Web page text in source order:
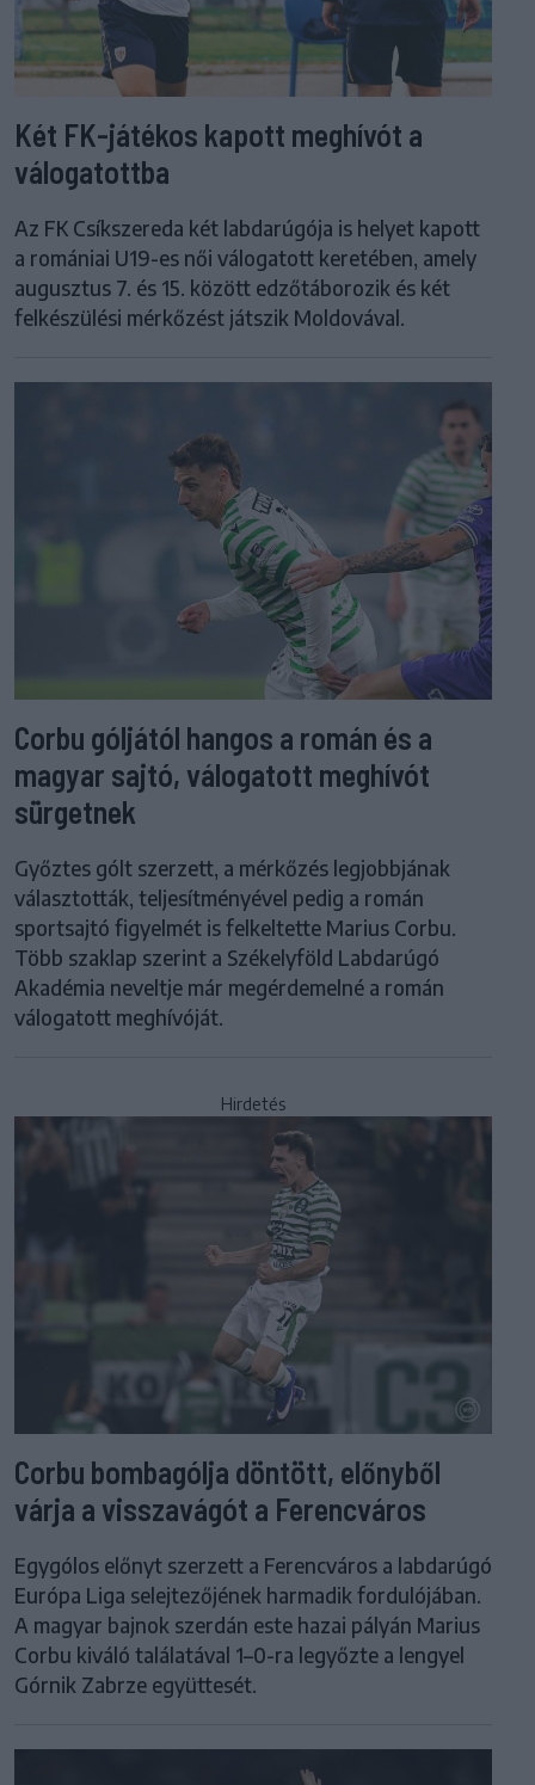
Két FK-játékos kapott meghívót a
válogatottba
Az FK Csíkszereda két labdarúgója is helyet kapott
a romániai U19-es női válogatott keretében, amely
augusztus 7. és 15. között edzőtáborozik és két
felkészülési mérkőzést játszik Moldovával.
Corbu góljától hangos a román és a
magyar sajtó, válogatott meghívót
sürgetnek
Győztes gólt szerzett, a mérkőzés legjobbjának
választották, teljesítményével pedig a román
sportsajtó figyelmét is felkeltette Marius Corbu.
Több szaklap szerint a Székelyföld Labdarúgó
Akadémia neveltje már megérdemelné a román
válogatott meghívóját.
Hirdetés
Corbu bombagólja döntött, előnyből
várja a visszavágót a Ferencváros
Egygólos előnyt szerzett a Ferencváros a labdarúgó
Európa Liga selejtezőjének harmadik fordulójában.
A magyar bajnok szerdán este hazai pályán Marius
Corbu kiváló találatával 1–0-ra legyőzte a lengyel
Górnik Zabrze együttesét.